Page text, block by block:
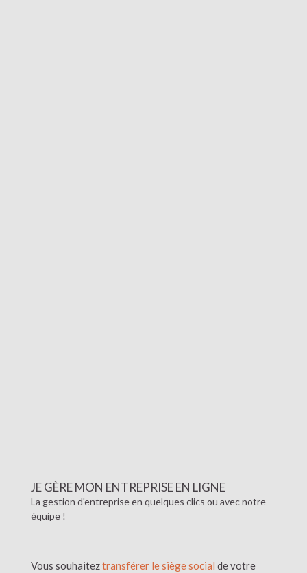
JE GÈRE MON ENTREPRISE EN LIGNE
La gestion d'entreprise en quelques clics ou avec notre
équipe !
Vous souhaiteztransférer le siège social de votre